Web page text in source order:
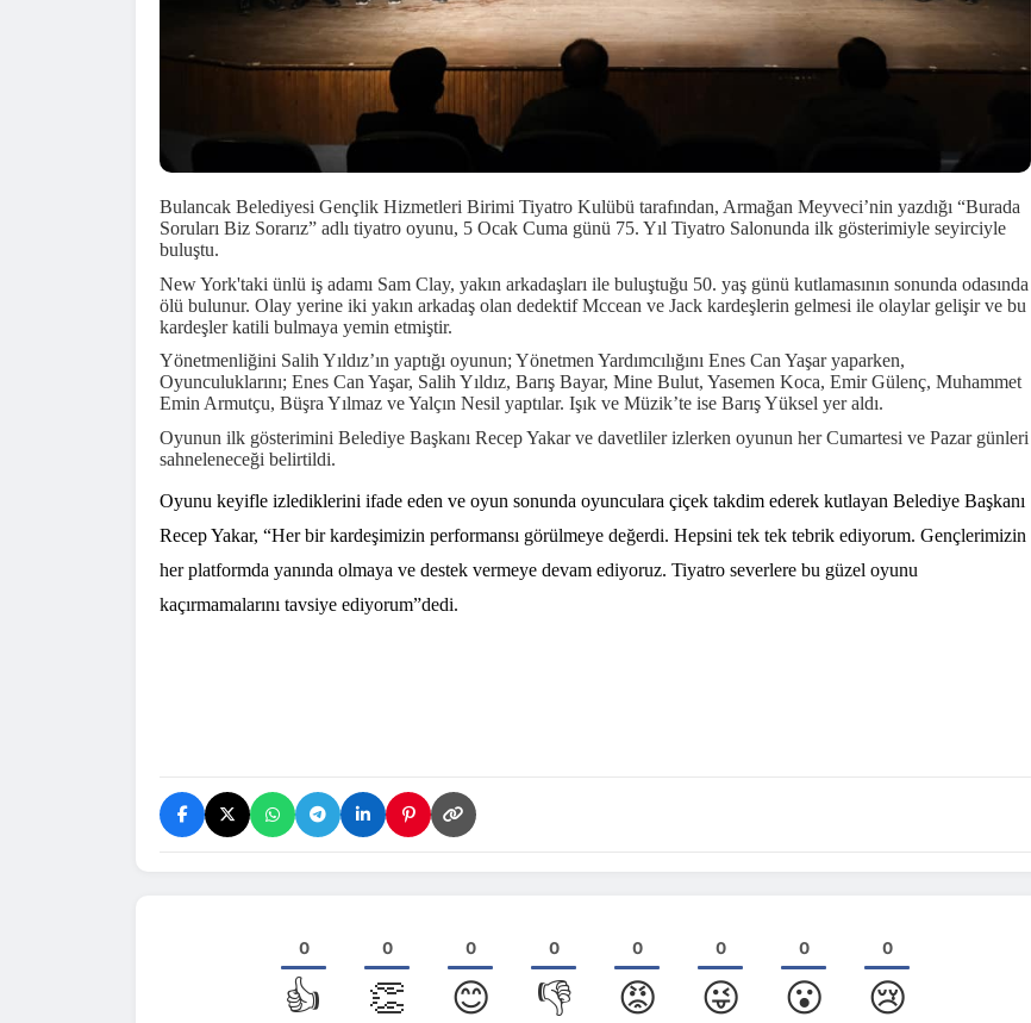
Bulancak Belediyesi Gençlik Hizmetleri Birimi Tiyatro Kulübü tarafından, Armağan Meyveci’nin yazdığı “Burada
Soruları Biz Sorarız” adlı tiyatro oyunu, 5 Ocak Cuma günü 75. Yıl Tiyatro Salonunda ilk gösterimiyle seyirciyle
buluştu.
New York'taki ünlü iş adamı Sam Clay, yakın arkadaşları ile buluştuğu 50. yaş günü kutlamasının sonunda odasında
ölü bulunur. Olay yerine iki yakın arkadaş olan dedektif Mccean ve Jack kardeşlerin gelmesi ile olaylar gelişir ve bu
kardeşler katili bulmaya yemin etmiştir.
Yönetmenliğini Salih Yıldız’ın yaptığı oyunun; Yönetmen Yardımcılığını Enes Can Yaşar yaparken,
Oyunculuklarını; Enes Can Yaşar, Salih Yıldız, Barış Bayar, Mine Bulut, Yasemen Koca, Emir Gülenç, Muhammet
Emin Armutçu, Büşra Yılmaz ve Yalçın Nesil yaptılar. Işık ve Müzik’te ise Barış Yüksel yer aldı.
Oyunun ilk gösterimini Belediye Başkanı Recep Yakar ve davetliler izlerken oyunun her Cumartesi ve Pazar günleri
sahneleneceği belirtildi.
Oyunu keyifle izlediklerini ifade eden ve oyun sonunda oyunculara çiçek takdim ederek kutlayan Belediye Başkanı
Recep Yakar, “Her bir kardeşimizin performansı görülmeye değerdi. Hepsini tek tek tebrik ediyorum. Gençlerimizin
her platformda yanında olmaya ve destek vermeye devam ediyoruz. Tiyatro severlere bu güzel oyunu
kaçırmamalarını tavsiye ediyorum”dedi.
0
👍
0
👏
0
😊
0
👎
0
😡
0
😜
0
😮
0
😢